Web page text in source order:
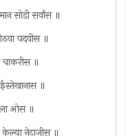
सोडी सर्वांस ॥
पदवीस ॥
चाकरीस ॥
॥
ओस ॥
केल्या नेटाजीस ॥